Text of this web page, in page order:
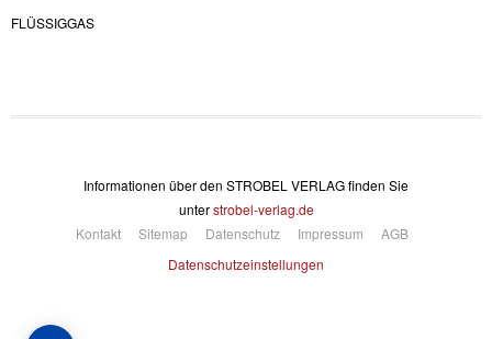
FLÜSSIGGAS
Informationen über den STROBEL VERLAG finden Sie
unterstrobel-verlag.de
Kontakt
Sitemap Datenschutz Impressum
AGB
Datenschutzeinstellungen